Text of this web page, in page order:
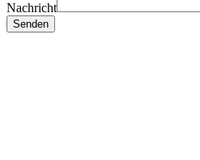
Nachricht
Senden